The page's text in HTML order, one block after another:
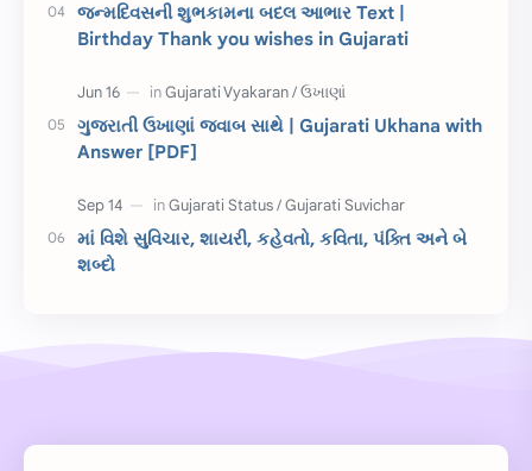
કહેવતો Birthday Wishes
Gujarati Slogans Gujarati Speech
ગુજરાતી વ્યાકરણ
જ્ઞાન સાધના પરીક્ષા Lekhan
Merit List
ધોરણ 12
જન્મદિવસની શુભકામના બદલ આભાર Text |
Birthday Thank you wishes in Gujarati
ગુજરાતી ઉખાણાં જવાબ સાથે | Gujarati Ukhana with
Answer [PDF]
માં વિશે સુવિચાર, શાયરી, કહેવતો, કવિતા, પંક્તિ અને બે
શબ્દો